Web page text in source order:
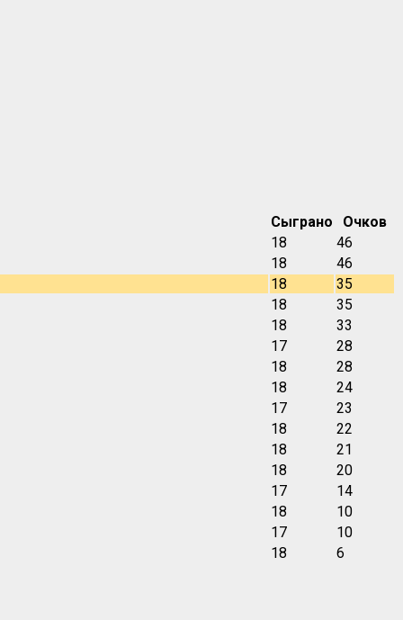
Сыграно
Очков
18
46
18
46
18
35
18
35
18
33
17
28
18
28
18
24
17
23
18
22
18
21
18
20
17
14
18
10
17
10
18 6